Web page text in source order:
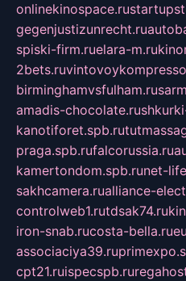
onlinekinospace.ru
gegenjustizunrecht.ru
spiski-firm.ruelara-m.ru
2bets.ru
birminghamvsfulham.ru
amadis-chocolate.ru
kanotiforet.spb.ru
praga.spb.rufalcorussia.ru
kamertondom.spb.runet-
sakhcamera.rualliance-
controlweb1.rutdsak74.ru
iron-snab.rucosta-bella.ru
associaciya39.ru
cpt21.ruispecspb.ru